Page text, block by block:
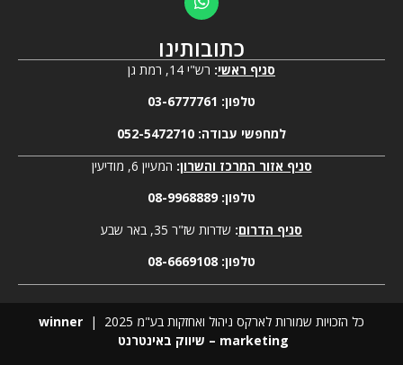
כתובותינו
סניף ראשי: רש"י 14, רמת גן
טלפון: 03-6777761
למחפשי עבודה: 052-5472710
סניף אזור המרכז והשרון: המעיין 6, מודיעין
טלפון: 08-9968889
סניף הדרום: שדרות שז"ר 35, באר שבע
טלפון: 08-6669108
כל הזכויות שמורות לארקס ניהול ואחזקות בע"מ 2025 |
winner
marketing – שיווק באינטרנט